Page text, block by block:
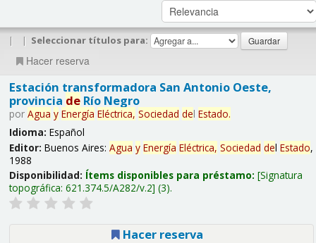
| | Seleccionar títulos para:
Hacer reserva
Estación transformadora San Antonio Oeste,
provincia deRío Negro
por Agua y Energía Eléctrica, Sociedad del Estado.
Idioma: Español
Editor: Buenos Aires: Agua y Energía Eléctrica, Sociedad del Estado,
1988
Disponibilidad: Ítems disponibles para préstamo: Signatura
topográfica: 621.374.5/A282/v.2 (3).
Hacer reserva